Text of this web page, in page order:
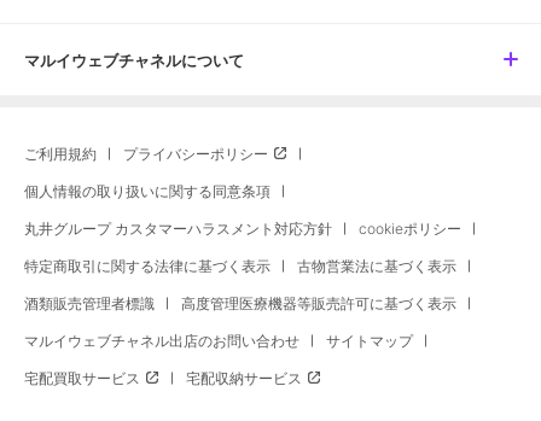
マルイウェブチャネルについて
ご利用規約 プライバシーポリシー
個人情報の取り扱いに関する同意条項
丸井グループ カスタマーハラスメント対応方針 cookieポリシー
特定商取引に関する法律に基づく表示 古物営業法に基づく表示
酒類販売管理者標識 高度管理医療機器等販売許可に基づく表示
マルイウェブチャネル出店のお問い合わせ サイトマップ
宅配買取サービス 宅配収納サービス